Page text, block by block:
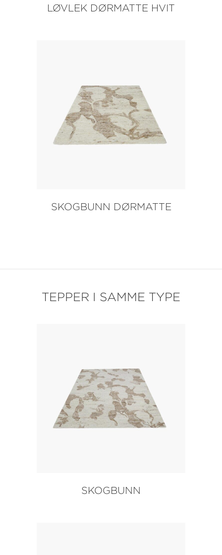
LØVLEK DØRMATTE HVIT
SKOGBUNN DØRMATTE
TEPPER I SAMME TYPE
SKOGBUNN